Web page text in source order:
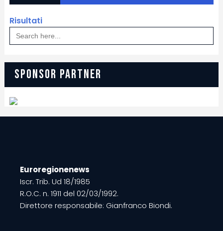
Risultati
Search
for:
SPONSOR PARTNER
Euroregionenews
Iscr. Trib. Ud 18/1985
R.O.C. n. 1911 del 02/03/1992.
Direttore responsabile: Gianfranco Biondi.